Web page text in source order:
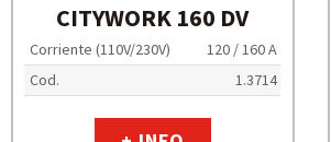
CITYWORK 160 DV
Corriente (110V/230V)
120 / 160 A
Cod.
1.3714